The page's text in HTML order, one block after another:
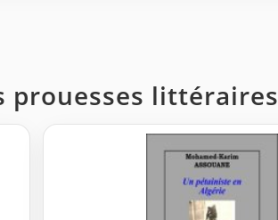
prouesses littéraires